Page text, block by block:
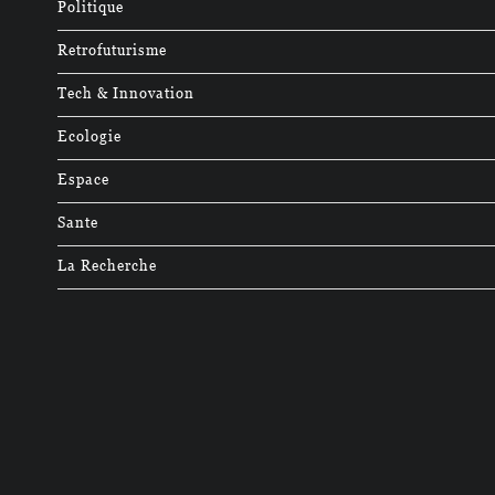
Politique
Retrofuturisme
Tech & Innovation
Ecologie
Espace
Sante
La Recherche